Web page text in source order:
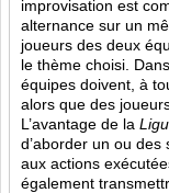
improvisation est
alternance sur un
joueurs des deux
le thème choisi.
équipes doivent, à
alors que des
L’avantage de la
d’aborder un ou
aux actions
également